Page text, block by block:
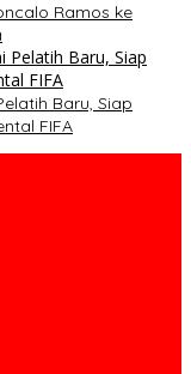
Ramos ke
Baru, Siap
FIFA